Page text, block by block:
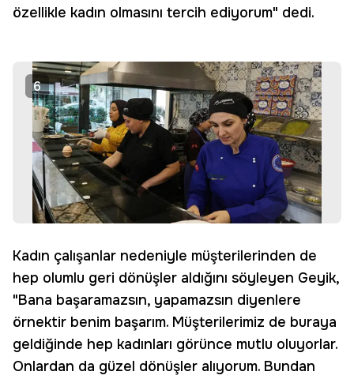
özellikle kadın olmasını tercih ediyorum" dedi.
6
Kadın çalışanlar nedeniyle müşterilerinden de
hep olumlu geri dönüşler aldığını söyleyen Geyik,
"Bana başaramazsın, yapamazsın diyenlere
örnektir benim başarım. Müşterilerimiz de buraya
geldiğinde hep kadınları görünce mutlu oluyorlar.
Onlardan da güzel dönüşler alıyorum. Bundan